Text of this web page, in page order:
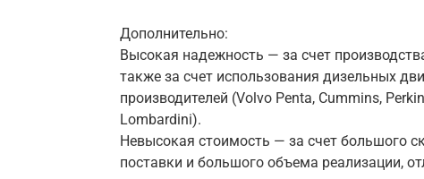
Дополнительно:
Высокая надежность — за счет
также за счет использования дизельных
производителей (Volvo Penta, Cummins,
Lombardini).
Невысокая стоимость — за счет большого
поставки и большого объема реализации,